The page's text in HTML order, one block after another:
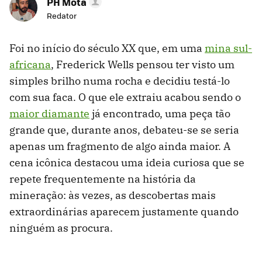
Redator
Foi no início do século XX que, em uma mina sul-
africana, Frederick Wells pensou ter visto um
simples brilho numa rocha e decidiu testá-lo
com sua faca. O que ele extraiu acabou sendo o
maior diamante já encontrado, uma peça tão
grande que, durante anos, debateu-se se seria
apenas um fragmento de algo ainda maior. A
cena icônica destacou uma ideia curiosa que se
repete frequentemente na história da
mineração: às vezes, as descobertas mais
extraordinárias aparecem justamente quando
ninguém as procura.